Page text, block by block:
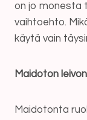
on jo monesta
vaihtoehto.
käytä vain
Maidoton
Maidotonta